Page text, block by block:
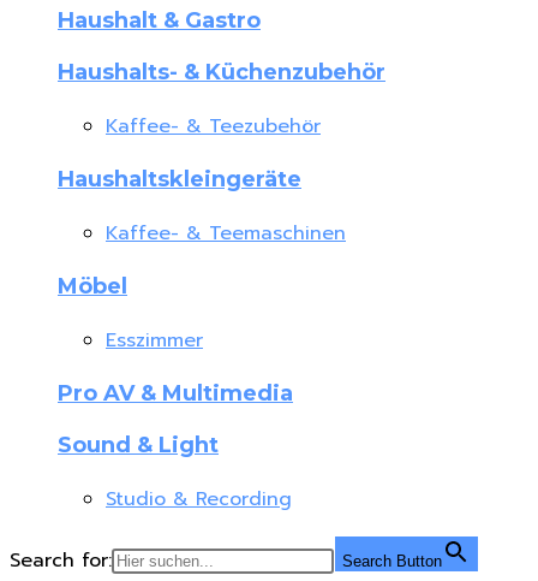
Haushalt & Gastro
Haushalts- & Küchenzubehör
Kaffee- & Teezubehör
Haushaltskleingeräte
Kaffee- & Teemaschinen
Möbel
Esszimmer
Pro AV & Multimedia
Sound & Light
Studio & Recording
Search for: Search Button